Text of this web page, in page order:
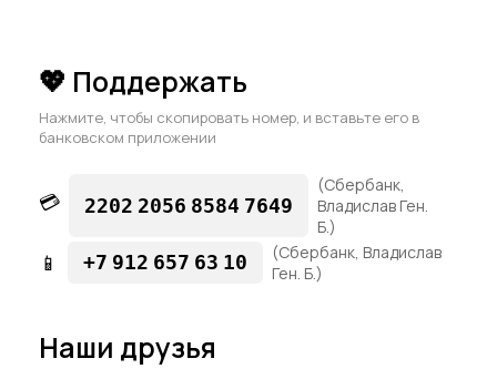
💖 Поддержать
Нажмите, чтобы скопировать номер, и вставьте его в
банковском приложении
💳 2202 2056 8584 7649
(Сбербанк,
Владислав Ген.
Б.)
📱 +7 912 657 63 10
(Сбербанк, Владислав
Ген. Б.)
Наши друзья